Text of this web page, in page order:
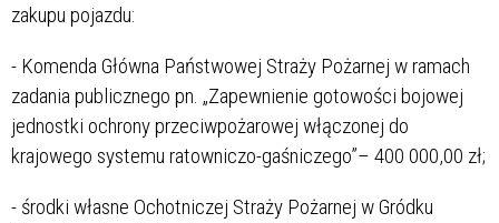
zakupu pojazdu:
- Komenda Główna Państwowej Straży Pożarnej w ramach
zadania publicznego pn. „Zapewnienie gotowości bojowej
jednostki ochrony przeciwpożarowej włączonej do
krajowego systemu ratowniczo-gaśniczego”– 400 000,00 zł;
- środki własne Ochotniczej Straży Pożarnej w Gródku